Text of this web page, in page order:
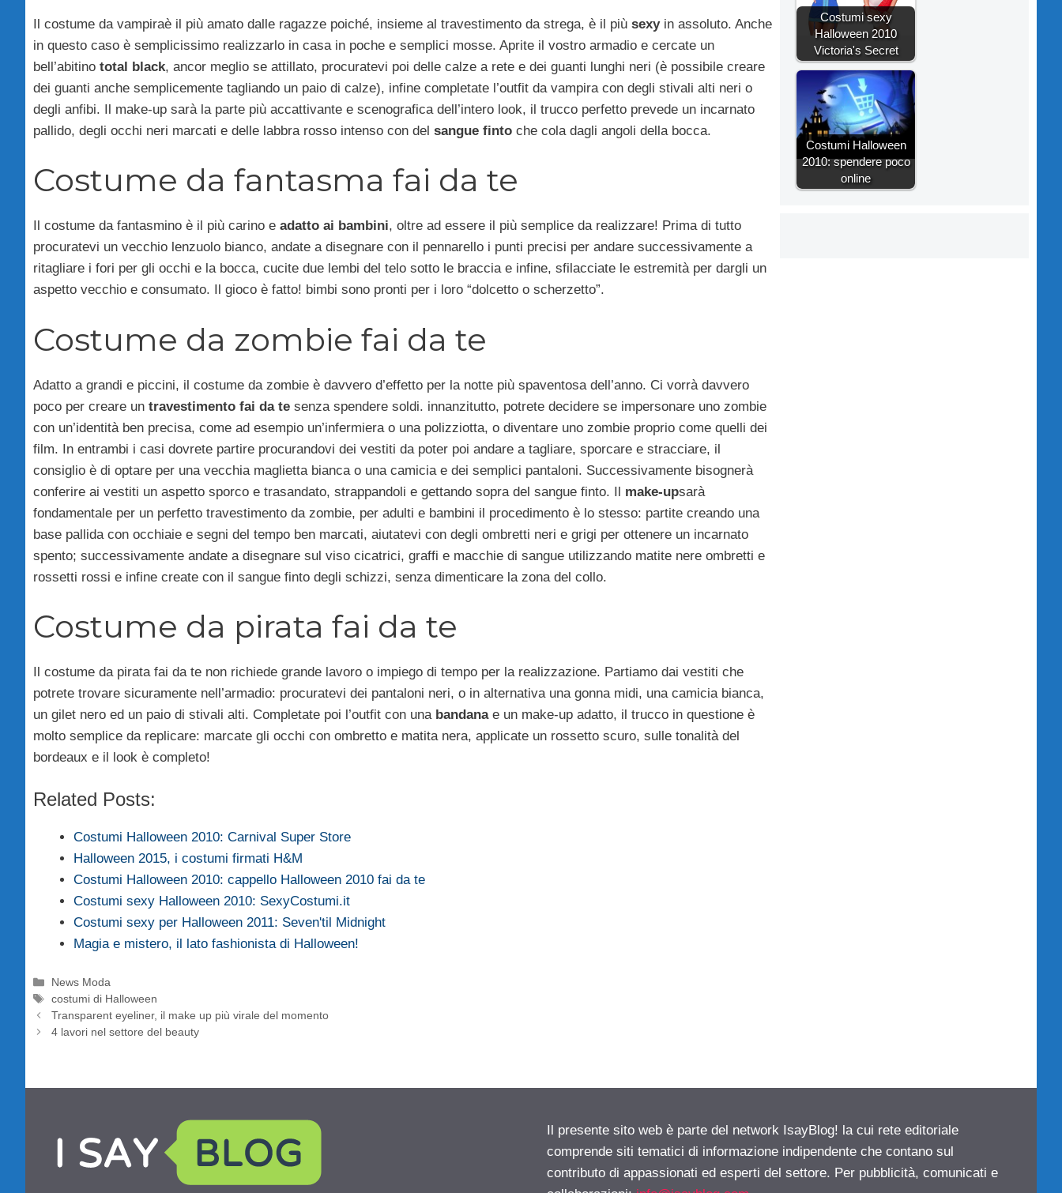
Il costume da vampiraè il più amato dalle ragazze poiché, insieme al travestimento da strega, è il più sexy in assoluto. Anche
in questo caso è semplicissimo realizzarlo in casa in poche e semplici mosse. Aprite il vostro armadio e cercate un
bell’abitino total black, ancor meglio se attillato, procuratevi poi delle calze a rete e dei guanti lunghi neri (è possibile creare
dei guanti anche semplicemente tagliando un paio di calze), infine completate l’outfit da vampira con degli stivali alti neri o
degli anfibi. Il make-up sarà la parte più accattivante e scenografica dell’intero look, il trucco perfetto prevede un incarnato
pallido, degli occhi neri marcati e delle labbra rosso intenso con del sangue finto che cola dagli angoli della bocca.
Costume da fantasma fai da te
Il costume da fantasmino è il più carino e adatto ai bambini, oltre ad essere il più semplice da realizzare! Prima di tutto
procuratevi un vecchio lenzuolo bianco, andate a disegnare con il pennarello i punti precisi per andare successivamente a
ritagliare i fori per gli occhi e la bocca, cucite due lembi del telo sotto le braccia e infine, sfilacciate le estremità per dargli un
aspetto vecchio e consumato. Il gioco è fatto! bimbi sono pronti per i loro “dolcetto o scherzetto”.
Costume da zombie fai da te
Adatto a grandi e piccini, il costume da zombie è davvero d’effetto per la notte più spaventosa dell’anno. Ci vorrà davvero
poco per creare un travestimento fai da te senza spendere soldi. innanzitutto, potrete decidere se impersonare uno zombie
con un’identità ben precisa, come ad esempio un’infermiera o una polizziotta, o diventare uno zombie proprio come quelli dei
film. In entrambi i casi dovrete partire procurandovi dei vestiti da poter poi andare a tagliare, sporcare e stracciare, il
consiglio è di optare per una vecchia maglietta bianca o una camicia e dei semplici pantaloni. Successivamente bisognerà
conferire ai vestiti un aspetto sporco e trasandato, strappandoli e gettando sopra del sangue finto. Il make-upsarà
fondamentale per un perfetto travestimento da zombie, per adulti e bambini il procedimento è lo stesso: partite creando una
base pallida con occhiaie e segni del tempo ben marcati, aiutatevi con degli ombretti neri e grigi per ottenere un incarnato
spento; successivamente andate a disegnare sul viso cicatrici, graffi e macchie di sangue utilizzando matite nere ombretti e
rossetti rossi e infine create con il sangue finto degli schizzi, senza dimenticare la zona del collo.
Costume da pirata fai da te
Il costume da pirata fai da te non richiede grande lavoro o impiego di tempo per la realizzazione. Partiamo dai vestiti che
potrete trovare sicuramente nell’armadio: procuratevi dei pantaloni neri, o in alternativa una gonna midi, una camicia bianca,
un gilet nero ed un paio di stivali alti. Completate poi l’outfit con una bandanae un make-up adatto, il trucco in questione è
molto semplice da replicare: marcate gli occhi con ombretto e matita nera, applicate un rossetto scuro, sulle tonalità del
bordeaux e il look è completo!
Related Posts:
Costumi Halloween 2010: Carnival Super Store
Halloween 2015, i costumi firmati H&M
Costumi Halloween 2010: cappello Halloween 2010 fai da te
Costumi sexy Halloween 2010: SexyCostumi.it
Costumi sexy per Halloween 2011: Seven'til Midnight
Magia e mistero, il lato fashionista di Halloween!
Categorie
News Moda
Tag
costumi di Halloween
Transparent eyeliner, il make up più virale del momento
4 lavori nel settore del beauty
Costumi sexy
Halloween 2010
Victoria's Secret
Costumi Halloween
2010: spendere poco
online
Il presente sito web è parte del network IsayBlog! la cui rete editoriale
comprende siti tematici di informazione indipendente che contano sul
contributo di appassionati ed esperti del settore. Per pubblicità, comunicati e